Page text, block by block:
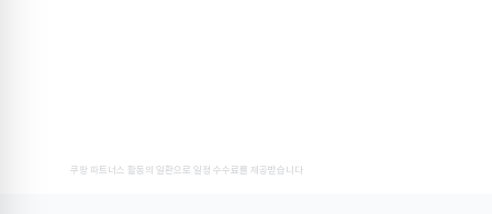
쿠팡 파트너스 활동의 일환으로 일정 수수료를 제공받습니다